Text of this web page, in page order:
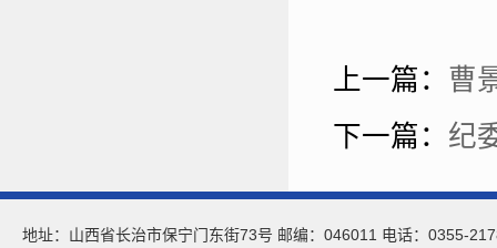
上一篇：
曹
下一篇： 纪
地址：山西省长治市保宁门东街73号 邮编：046011 电话：0355-